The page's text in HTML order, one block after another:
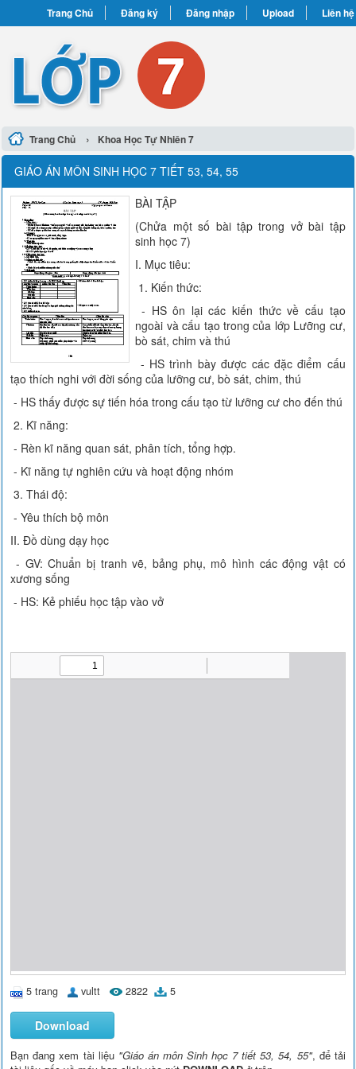
Trang Chủ Đăng ký Đăng nhập Upload Liên hệ
Trang Chủ › Khoa Học Tự Nhiên 7
GIÁO ÁN MÔN SINH HỌC 7 TIẾT 53, 54, 55
BÀI TẬP
(Chửa một số bài tập trong vở bài tập
sinh học 7)
I. Mục tiêu:
1. Kiến thức:
- HS ôn lại các kiến thức về cấu tạo
ngoài và cấu tạo trong của lớp Lưỡng cư,
bò sát, chim và thú
- HS trình bày được các đặc điểm cấu
tạo thích nghi với đời sống của lưỡng cư, bò sát, chim, thú
- HS thấy được sự tiến hóa trong cấu tạo từ lưỡng cư cho đến thú
2. Kĩ năng:
- Rèn kĩ năng quan sát, phân tích, tổng hợp.
- Kĩ năng tự nghiên cứu và hoạt động nhóm
3. Thái độ:
- Yêu thích bộ môn
II. Đồ dùng dạy học
- GV: Chuẩn bị tranh vẽ, bảng phụ, mô hình các động vật có
xương sống
- HS: Kẻ phiếu học tập vào vở
5 trang vultt 2822 5
Download
Bạn đang xem tài liệu "Giáo án môn Sinh học 7 tiết 53, 54, 55", để tải